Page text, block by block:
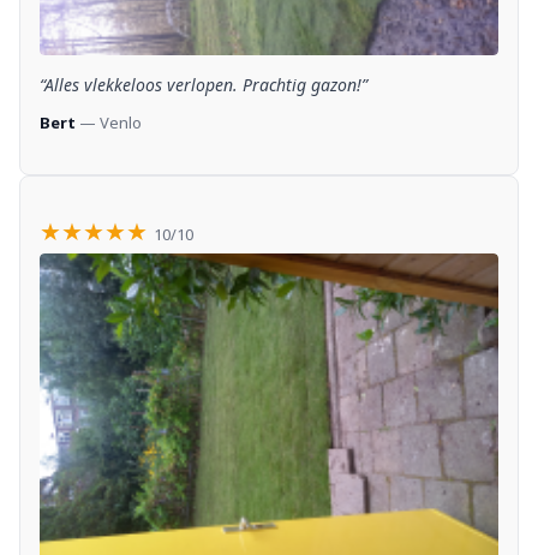
“Alles vlekkeloos verlopen. Prachtig gazon!”
Bert — Venlo
★★★★★ 10/10